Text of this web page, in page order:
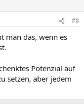
#8
man das, wenn es
Potenzial auf
setzen, aber jedem